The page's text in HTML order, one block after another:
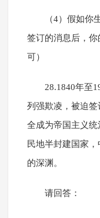
（4）假如你
签订的消息后，
可）
28.1840年至
列强欺凌，被迫
全成为帝国主义
民地半封建国家
的深渊。
请回答：